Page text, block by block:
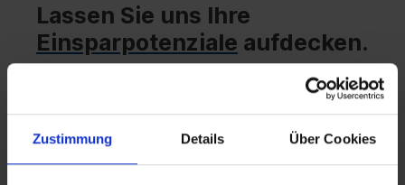
Zustimmung Details Über Cookies
Lassen Sie uns Ihre
Einsparpotenziale aufdecken.